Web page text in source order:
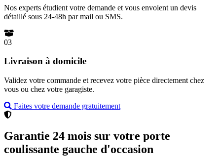
Nos experts étudient votre demande et vous envoient un devis
détaillé sous 24-48h par mail ou SMS.
03
Livraison à domicile
Validez votre commande et recevez votre pièce directement chez
vous ou chez votre garagiste.
Faites votre demande gratuitement
Garantie 24 mois sur votre porte
coulissante gauche d'occasion